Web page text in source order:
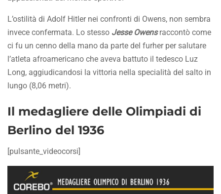
L’ostilità di Adolf Hitler nei confronti di Owens, non sembra
invece confermata. Lo stesso Jesse Owensraccontò come
ci fu un cenno della mano da parte del furher per salutare
l’atleta afroamericano che aveva battuto il tedesco Luz
Long, aggiudicandosi la vittoria nella specialità del salto in
lungo (8,06 metri).
Il medagliere delle Olimpiadi di
Berlino del 1936
[pulsante_videocorsi]